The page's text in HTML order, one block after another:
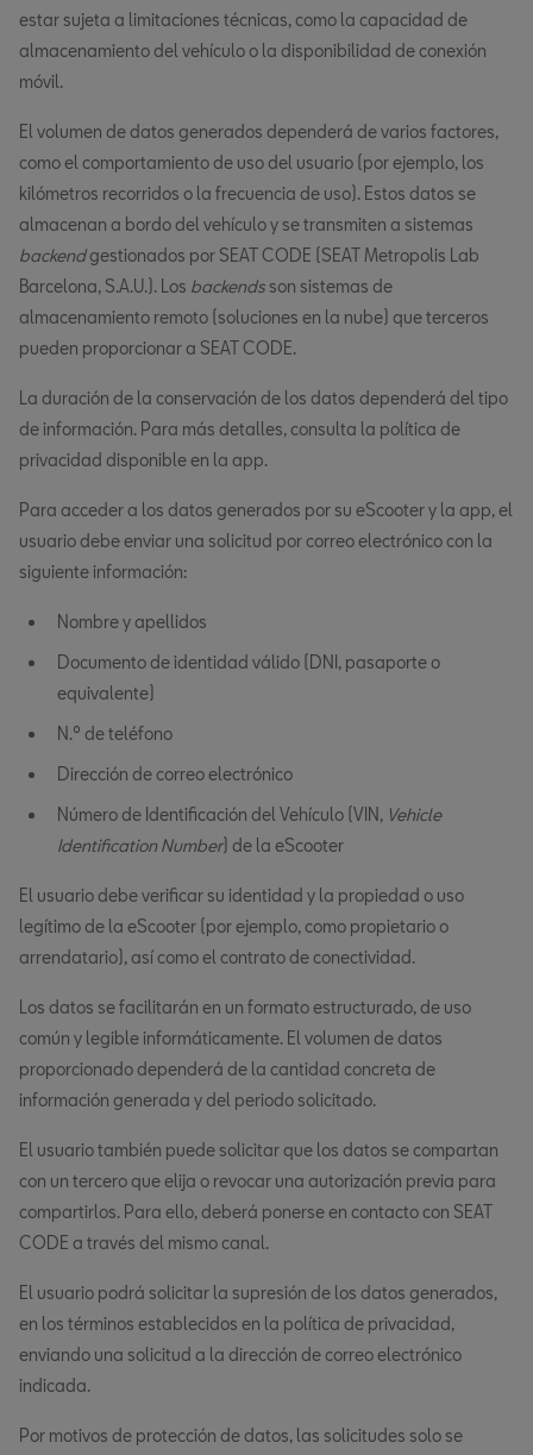
estar sujeta a limitaciones técnicas, como la capacidad de
almacenamiento del vehículo o la disponibilidad de conexión
móvil.
El volumen de datos generados dependerá de varios factores,
como el comportamiento de uso del usuario (por ejemplo, los
kilómetros recorridos o la frecuencia de uso). Estos datos se
almacenan a bordo del vehículo y se transmiten a sistemas
backendgestionados por SEAT CODE (SEAT Metropolis Lab
Barcelona, S.A.U.). Los backends son sistemas de
almacenamiento remoto (soluciones en la nube) que terceros
pueden proporcionar a SEAT CODE.
La duración de la conservación de los datos dependerá del tipo
de información. Para más detalles, consulta la política de
privacidad disponible en la app.
Para acceder a los datos generados por su eScooter y la app, el
usuario debe enviar una solicitud por correo electrónico con la
siguiente información:
Nombre y apellidos
Documento de identidad válido (DNI, pasaporte o
equivalente)
N.º de teléfono
Dirección de correo electrónico
Número de Identificación del Vehículo (VIN, Vehicle
Identification Number) de la eScooter
El usuario debe verificar su identidad y la propiedad o uso
legítimo de la eScooter (por ejemplo, como propietario o
arrendatario), así como el contrato de conectividad.
Los datos se facilitarán en un formato estructurado, de uso
común y legible informáticamente. El volumen de datos
proporcionado dependerá de la cantidad concreta de
información generada y del periodo solicitado.
El usuario también puede solicitar que los datos se compartan
con un tercero que elija o revocar una autorización previa para
compartirlos. Para ello, deberá ponerse en contacto con SEAT
CODE a través del mismo canal.
El usuario podrá solicitar la supresión de los datos generados,
en los términos establecidos en la política de privacidad,
enviando una solicitud a la dirección de correo electrónico
indicada.
Por motivos de protección de datos, las solicitudes solo se